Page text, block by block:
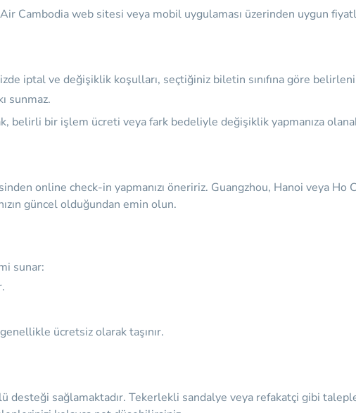
Cambodia web sitesi veya mobil uygulaması üzerinden uygun
iptal ve değişiklik koşulları, seçtiğiniz biletin sınıfına göre
sunmaz.
belirli bir işlem ücreti veya fark bedeliyle değişiklik yapmanıza
online check-in yapmanızı öneririz. Guangzhou, Hanoi veya Ho
güncel olduğundan emin olun.
sunar:
ücretsiz olarak taşınır.
desteği sağlamaktadır. Tekerlekli sandalye veya refakatçi gibi